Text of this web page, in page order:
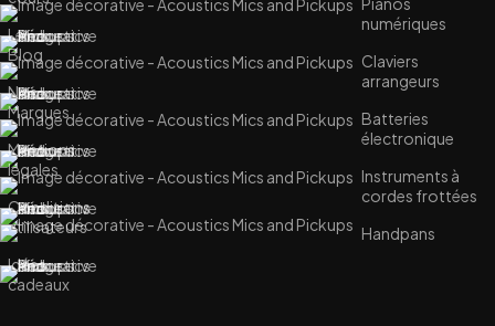
Le
Blog
Nos
Marques
Mentions
légales
Conditions
utilisateurs
Idées
cadeaux
numériques
Claviers
arrangeurs
Batteries
électronique
Instruments à
cordes frottées
Handpans